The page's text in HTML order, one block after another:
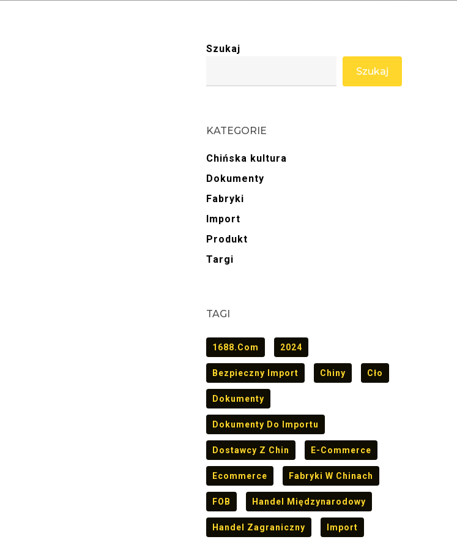
Szukaj
Szukaj
KATEGORIE
Chińska kultura
Dokumenty
Fabryki
Import
Produkt
Targi
TAGI
1688.com 2024
Bezpieczny Import Chiny Cło
Dokumenty
Dokumenty Do Importu
Dostawcy Z Chin E-Commerce
Ecommerce Fabryki W Chinach
FOB Handel Międzynarodowy
Handel Zagraniczny Import